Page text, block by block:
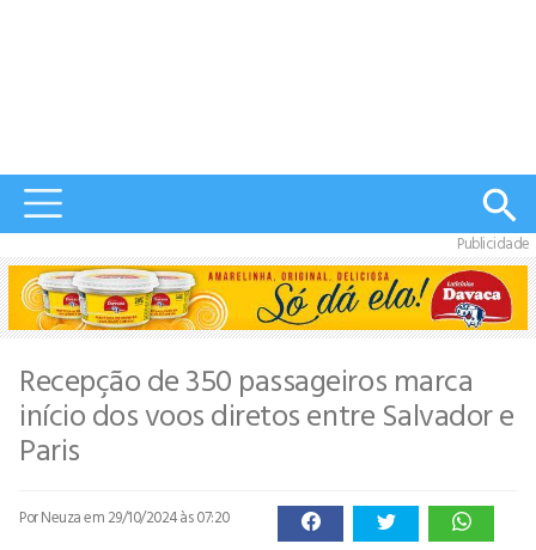
Publicidade
Recepção de 350 passageiros marca
início dos voos diretos entre Salvador e
Paris
Por Neuzaem 29/10/2024 às 07:20